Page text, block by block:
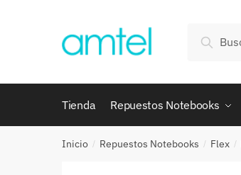
por:
Buscar
Tienda Repuestos Notebooks
Inicio / Repuestos Notebooks / Flex /